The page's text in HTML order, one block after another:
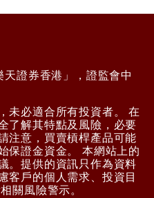
證券香港」，證監會中
未必適合所有投資者。 在
了解其特點及風險，必要
注意，買賣槓桿產品可能
保證金資金。 本網站上的
。提供的資訊只作為資料
客戶的個人需求、投資目
關風險警示。